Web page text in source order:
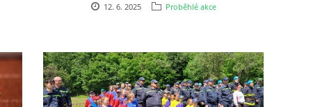
12. 6. 2025 Proběhlé akce